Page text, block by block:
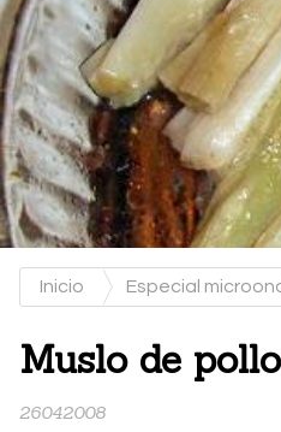
Inicio Especial
Muslo de
26042008